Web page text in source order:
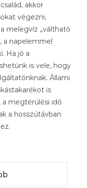
akkor
végezni,
melegvíz „váltható
a napelemmel
Ha jó a
is vele, hogy
Állami
is
a megtérülési idő
a hosszútávban